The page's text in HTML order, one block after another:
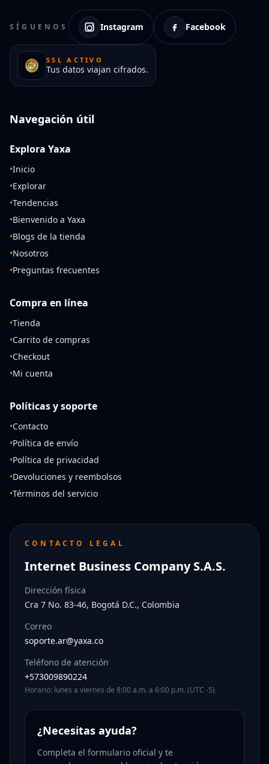
SÍGUENOS Instagram Facebook
SSL ACTIVO
Tus datos viajan cifrados.
Navegación útil
Explora Yaxa
•Inicio
•Explorar
•Tendencias
•Bienvenido a Yaxa
•Blogs de la tienda
•Nosotros
•Preguntas frecuentes
Compra en línea
•Tienda
•Carrito de compras
•Checkout
•Mi cuenta
Políticas y soporte
•Contacto
•Política de envío
•Política de privacidad
•Devoluciones y reembolsos
•Términos del servicio
CONTACTO LEGAL
Internet Business Company S.A.S.
Dirección física
Cra 7 No. 83-46, Bogotá D.C., Colombia
Correo
soporte.ar@yaxa.co
Teléfono de atención
+573009890224
Horario: lunes a viernes de 8:00 a.m. a 6:00 p.m. (UTC -5)
¿Necesitas ayuda?
Completa el formulario oficial y te